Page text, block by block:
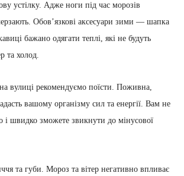
устілку. Адже ноги під час морозів
Обов’язкові аксесуари зими — шапка
бажано одягати теплі, які не будуть
та холод.
вулиці рекомендуємо поїсти. Поживна,
вашому організму сил та енергії. Вам не
і швидко зможете звикнути до мінусової
та губи. Мороз та вітер негативно впливає